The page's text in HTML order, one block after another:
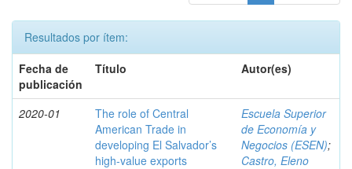
Resultados por ítem:
Fecha de
publicación
Título Autor(es)
2020-01
The role of Central
American Trade in
developing El Salvador’s
high-value exports
Escuela Superior
de Economía y
Negocios (ESEN);
Castro, Eleno